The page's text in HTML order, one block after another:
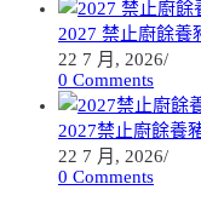
2027 禁止廚餘養
22 7 月, 2026/
0 Comments
2027禁止廚餘養
22 7 月, 2026/
0 Comments